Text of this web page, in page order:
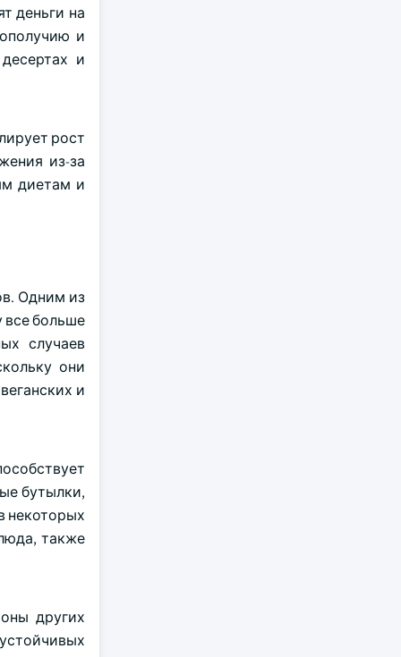
деньги на
и
и
рост
из-за
диетам и
Одним из
все больше
случаев
они
и
бутылки,
некоторых
также
других